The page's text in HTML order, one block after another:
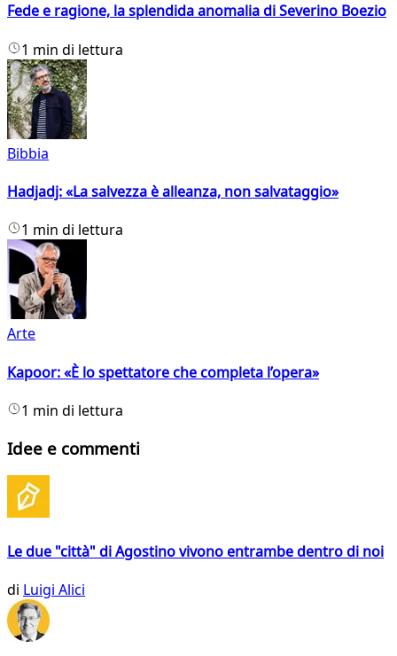
Fede e ragione, la splendida anomalia di Severino Boezio
1 min di lettura
Bibbia
Hadjadj: «La salvezza è alleanza, non salvataggio»
1 min di lettura
Arte
Kapoor: «È lo spettatore che completa l’opera»
1 min di lettura
Idee e commenti
Le due "città" di Agostino vivono entrambe dentro di noi
di Luigi Alici